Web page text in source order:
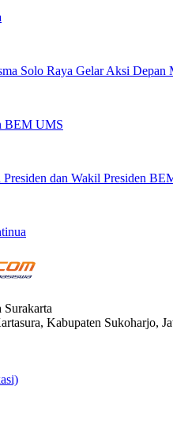
Solo Raya Gelar Aksi Depan
BEM UMS
dan Wakil Presiden
Kabupaten Sukoharjo,